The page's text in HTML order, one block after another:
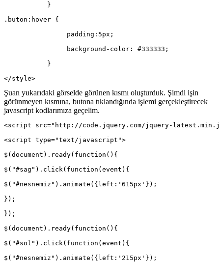
	   }
.buton:hover {
		padding:5px;
		background-color: #333333;
	   }
</style>
Şuan yukarıdaki görselde görünen kısmı oluşturduk. Şimdi işin
görünmeyen kısmına, butona tıklandığında işlemi gerçekleştirecek
javascript kodlarımıza geçelim.
<script src="http://code.jquery.com/jquery-
<script type="text/javascript">
$(document).ready(function(){
$("#sag").click(function(event){
$("#nesnemiz").animate({left:'615px'});
});
});
$(document).ready(function(){
$("#sol").click(function(event){
$("#nesnemiz").animate({left:'215px'});